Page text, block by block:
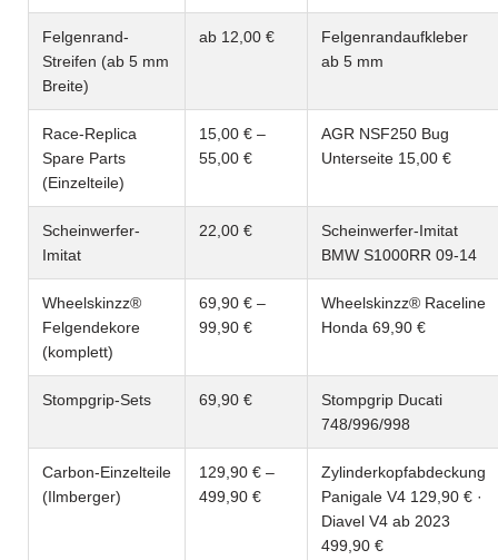
Felgenrand-
Streifen (ab 5 mm
Breite)
ab 12,00 €
Felgenrandaufkleber
ab 5 mm
Race-Replica
Spare Parts
(Einzelteile)
15,00 € –
55,00 €
AGR NSF250 Bug
Unterseite 15,00 €
Scheinwerfer-
Imitat
22,00 €
Scheinwerfer-Imitat
BMW S1000RR 09-14
Wheelskinzz®
Felgendekore
(komplett)
69,90 € –
99,90 €
Wheelskinzz® Raceline
Honda 69,90 €
Stompgrip-Sets 69,90 €
Stompgrip Ducati
748/996/998
Carbon-Einzelteile
(Ilmberger)
129,90 € –
499,90 €
Zylinderkopfabdeckung
Panigale V4 129,90 € ·
Diavel V4 ab 2023
499,90 €